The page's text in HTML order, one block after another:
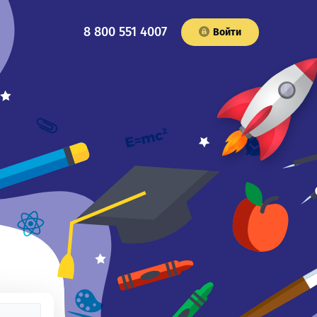
8 800 551 4007 Войти